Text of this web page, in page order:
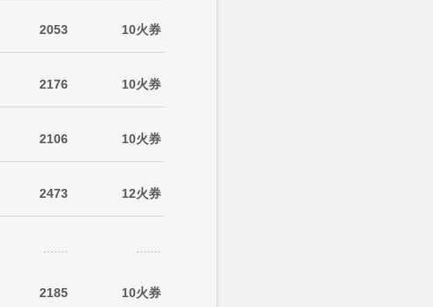
2053 10火券
2176 10火券
2106 10火券
2473 12火券
2185 10火券